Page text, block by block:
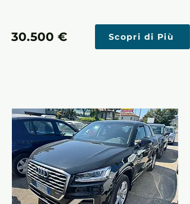
Scopri di Più
30.500 €